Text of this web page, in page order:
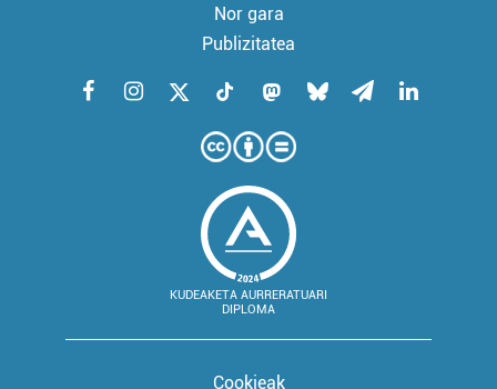
Nor gara
Publizitatea
KUDEAKETA AURRERATUARI
DIPLOMA
Cookieak